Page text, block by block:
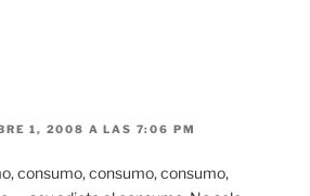
1, 2008 A LAS 7:06 PM
consumo, consumo, consumo,